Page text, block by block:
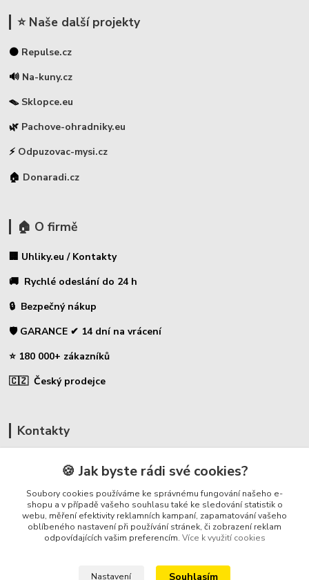
⭐ Naše další projekty
⚫ Repulse.cz
🔊 Na-kuny.cz
🪤 Sklopce.eu
🌿 Pachove-ohradniky.eu
⚡ Odpuzovac-mysi.cz
🏠 Donaradi.cz
🏠 O firmě
🏢 Uhliky.eu / Kontakty
🚚 Rychlé odeslání do 24 h
🔒 Bezpečný nákup
🛡️ GARANCE ✔ 14 dní na vrácení
⭐ 180 000+ zákazníků
🇨🇿 Český prodejce
Kontakty
🛡️ Zákaznická podpora
📞 728 007 997
⏰ Po-Pá - 7:00 - 13:30
info@repulse.cz
🍪 Jak byste rádi své cookies?
Soubory cookies používáme ke správnému fungování našeho e-
shopu a v případě vašeho souhlasu také ke sledování statistik o
webu, měření efektivity reklamních kampaní, zapamatování vašeho
oblíbeného nastavení při používání stránek, či zobrazení reklam
odpovídajících vašim preferencím. Více k využití cookies
Nastavení Souhlasím